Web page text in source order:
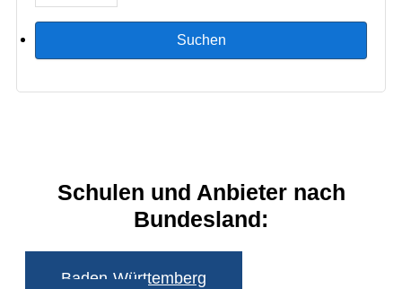
Schulen und Anbieter nach
Bundesland:
Baden-Württemberg